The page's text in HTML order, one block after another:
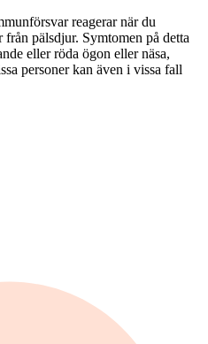
reagerar när du
pälsdjur. Symtomen på detta
eller röda ögon eller näsa,
personer kan även i vissa fall